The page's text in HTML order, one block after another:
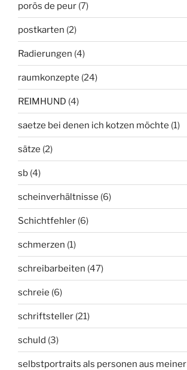
porös de peur (7)
postkarten (2)
Radierungen (4)
raumkonzepte (24)
REIMHUND (4)
saetze bei denen ich kotzen möchte (1)
sätze (2)
sb (4)
scheinverhältnisse (6)
Schichtfehler (6)
schmerzen (1)
schreibarbeiten (47)
schreie (6)
schriftsteller (21)
schuld (3)
selbstportraits als personen aus meiner